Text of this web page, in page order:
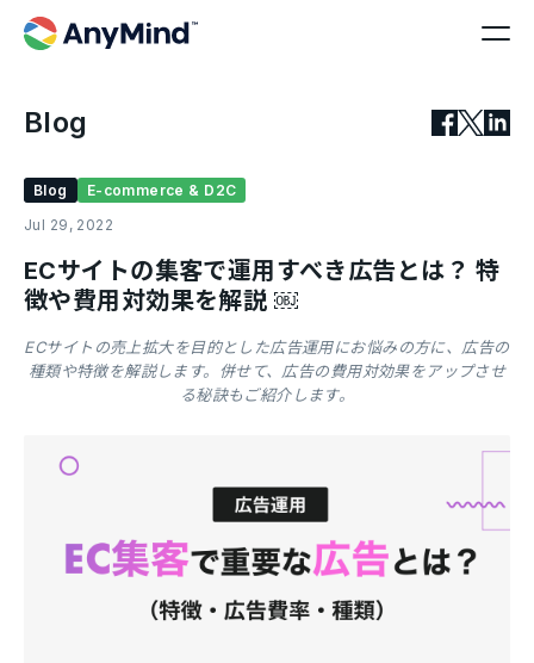
Blog
Blog
E-commerce & D2C
Jul 29, 2022
ECサイトの集客で運用すべき広告とは？ 特
徴や費用対効果を解説 ￼
ECサイトの売上拡大を目的とした広告運用にお悩みの方に、広告の
種類や特徴を解説します。併せて、広告の費用対効果をアップさせ
る秘訣もご紹介します。